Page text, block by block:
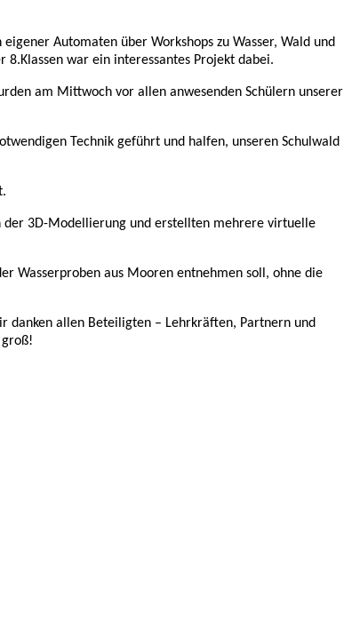
Automaten über Workshops zu Wasser, Wald und
war ein interessantes Projekt dabei.
am Mittwoch vor allen anwesenden Schülern unserer
Technik geführt und halfen, unseren Schulwald
der 3D-Modellierung und erstellten mehrere virtuelle
Wasserproben aus Mooren entnehmen soll, ohne die
danken allen Beteiligten – Lehrkräften, Partnern und